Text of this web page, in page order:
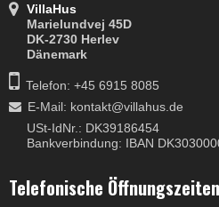
VillaHus
Marielundvej 45D
DK-2730 Herlev
Dänemark
Telefon: +45 6915 8085
E-Mail: kontakt@villahus.de
USt-IdNr.: DK39186454
Bankverbindung: IBAN
Telefonische Öffnungszeiten